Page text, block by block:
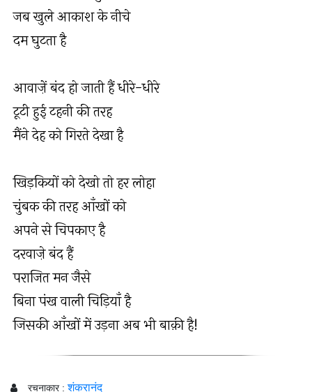
जब खुले आकाश के नीचे
दम घुटता है
आवाज़ें बंद हो जाती हैं धीरे-धीरे
टूटी हुई टहनी की तरह
मैंने देह को गिरते देखा है
खिड़कियों को देखो तो हर लोहा
चुंबक की तरह आँखों को
अपने से चिपकाए है
दरवाज़े बंद हैं
पराजित मन जैसे
बिना पंख वाली चिड़ियाँ है
जिसकी आँखों में उड़ना अब भी बाक़ी है!
रचनाकार : शंकरानंद